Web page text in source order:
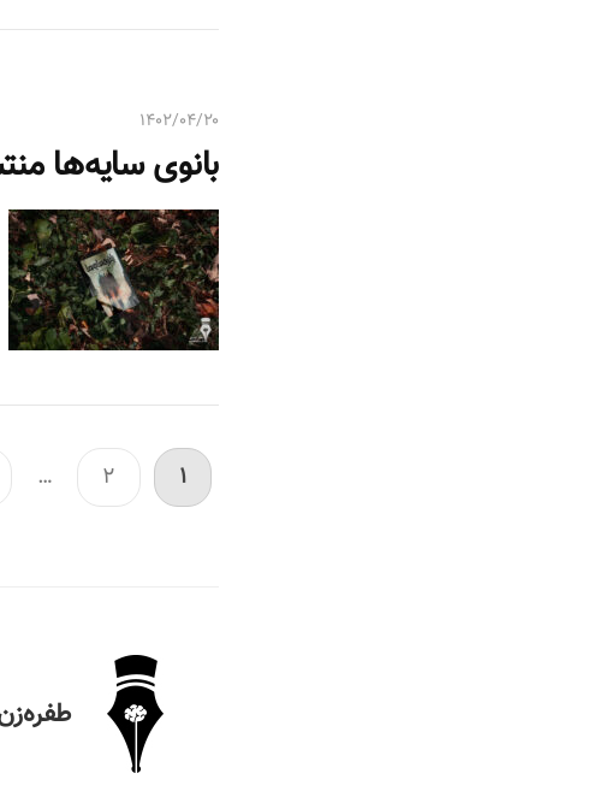
۱۴۰۲/۰۴/۲۰
بانوی سایه‌ها
1
2
…